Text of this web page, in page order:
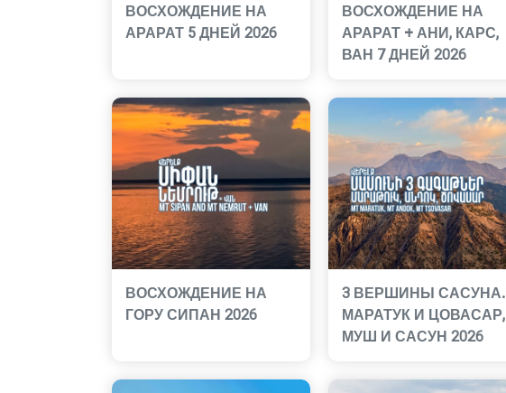
ВОСХОЖДЕНИЕ НА
АРАРАТ 5 ДНЕЙ 2026
ВОСХОЖДЕНИЕ НА
АРАРАТ + АНИ, КАРС,
ВАН 7 ДНЕЙ 2026
ВОСХОЖДЕНИЕ НА
ГОРУ СИПАН 2026
3 ВЕРШИНЫ САСУНА.
МАРАТУК И ЦОВАСАР,
МУШ И САСУН 2026